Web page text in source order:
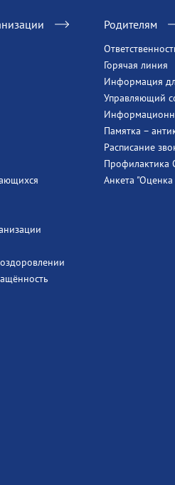
Родителям
Горячая линия
Информация
Управляющий
Памятка –
Расписание
Профилактика
Анкета